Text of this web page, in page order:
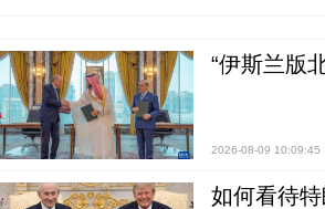
“伊斯兰版
2026-08-09 10:09:45
如何看待